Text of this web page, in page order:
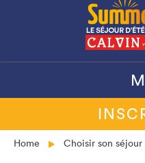
Home Choisir son séjour